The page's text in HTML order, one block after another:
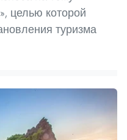
целью которой
туризма